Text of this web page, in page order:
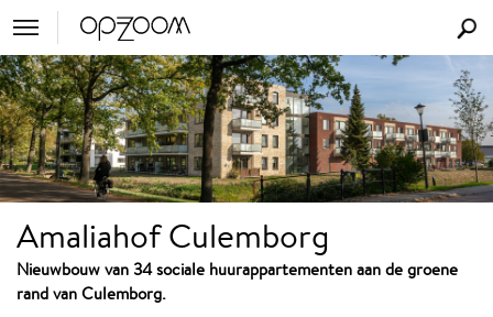
Amaliahof Culemborg
Nieuwbouw van 34 sociale huurappartementen aan de groene
rand van Culemborg.